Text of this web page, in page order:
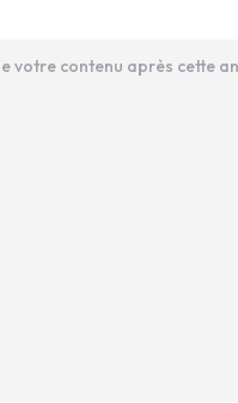
votre contenu après cette